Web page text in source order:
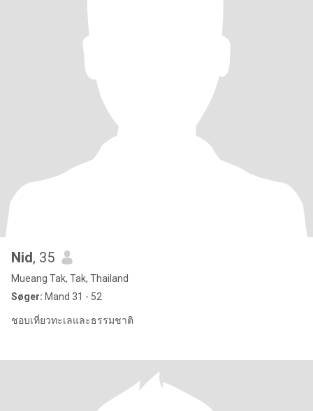
Nid, 35
Mueang Tak, Tak, Thailand
Søger: Mand 31 - 52
ชอบเที่ยวทะเลและธรรมชาติ